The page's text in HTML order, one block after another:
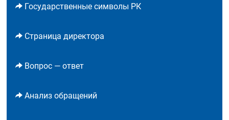
Государственные символы РК
Страница директора
Вопрос — ответ
Анализ обращений